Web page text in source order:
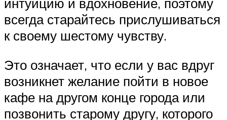
всегда старайтесь прислушиваться
к своему шестому чувству.
Это означает, что если у вас вдруг
возникнет желание пойти в новое
кафе на другом конце города или
позвонить старому другу, которого